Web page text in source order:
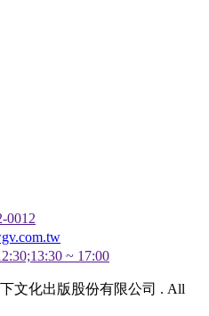
0012
~ 17:00
文化出版股份有限公司 . All